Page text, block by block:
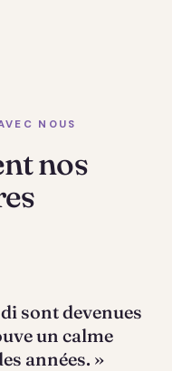
NOUS
nos
sont devenues
un calme
années. »